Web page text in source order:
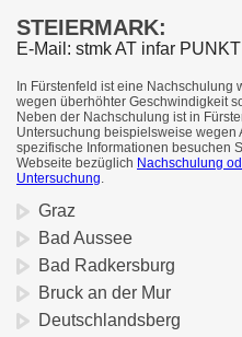
STEIERMARK:
E-Mail: stmk AT infar
In Fürstenfeld ist eine
wegen überhöhter Geschwindigkeit
Neben der Nachschulung ist in
Untersuchung beispielsweise wegen
spezifische Informationen besuchen
Webseite bezüglich Nachschulung
Untersuchung.
Graz
Bad Aussee
Bad Radkersburg
Bruck an der Mur
Deutschlandsberg